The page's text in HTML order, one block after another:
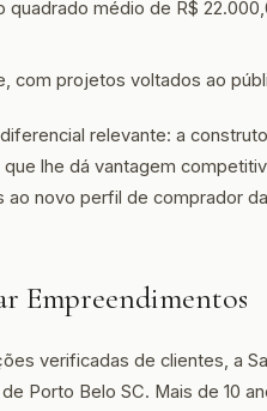
quadrado médio de R$
com projetos voltados ao
relevante: a
lhe dá vantagem
novo perfil de comprador
Empreendimentos
verificadas de clientes, a
Porto Belo SC. Mais de 10